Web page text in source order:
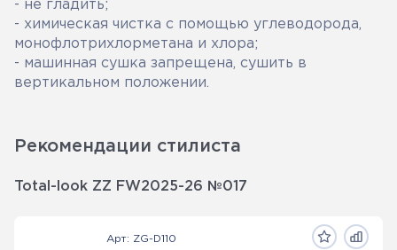
- не гладить;
- химическая чистка с помощью углеводорода,
монофлотрихлорметана и хлора;
- машинная сушка запрещена, сушить в
вертикальном положении.
Рекомендации стилиста
Total-look ZZ FW2025-26 №017
Арт: ZG-D110